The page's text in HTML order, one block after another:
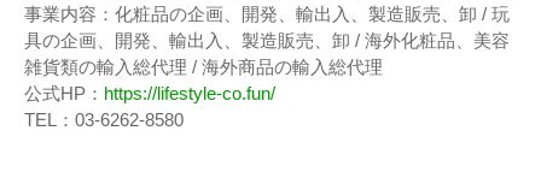
事業内容：化粧品の企画、開発、輸出入、製造販売、卸 / 玩
具の企画、開発、輸出入、製造販売、卸 / 海外化粧品、美容
雑貨類の輸入総代理 / 海外商品の輸入総代理
公式HP： https://lifestyle-co.fun/
TEL：03-6262-8580